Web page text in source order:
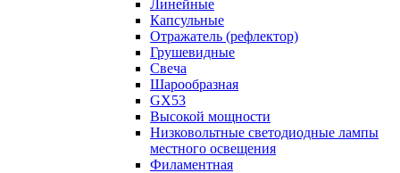
Линейные
Капсульные
Отражатель (рефлектор)
Грушевидные
Свеча
Шарообразная
GX53
Высокой мощности
Низковольтные светодиодные лампы
местного освещения
Филаментная